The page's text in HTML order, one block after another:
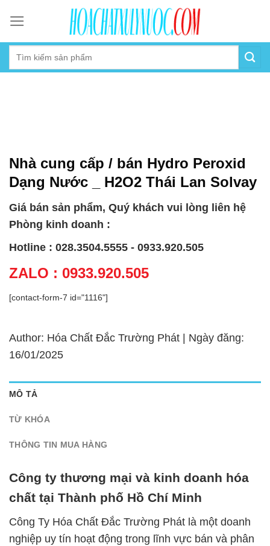
content
Nhà cung cấp / bán Hydro Peroxid
Dạng Nước _ H2O2 Thái Lan Solvay
Giá bán sản phẩm, Quý khách vui lòng liên hệ
Phòng kinh doanh :
Hotline : 028.3504.5555 - 0933.920.505
ZALO : 0933.920.505
[contact-form-7 id="1116"]
Author: Hóa Chất Đắc Trường Phát | Ngày đăng:
16/01/2025
MÔ TẢ
TỪ KHÓA
THÔNG TIN MUA HÀNG
Công ty thương mại và kinh doanh hóa
chất tại Thành phố Hồ Chí Minh
Công Ty Hóa Chất Đắc Trường Phát là một doanh
nghiệp uy tín hoạt động trong lĩnh vực bán và phân